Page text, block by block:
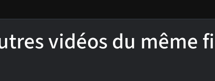
vidéos du même